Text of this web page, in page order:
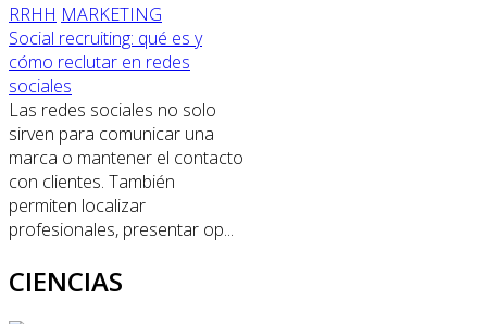
RRHH MARKETING
Social recruiting: qué es y
cómo reclutar en redes
sociales
Las redes sociales no solo
sirven para comunicar una
marca o mantener el contacto
con clientes. También
permiten localizar
profesionales, presentar op...
CIENCIAS